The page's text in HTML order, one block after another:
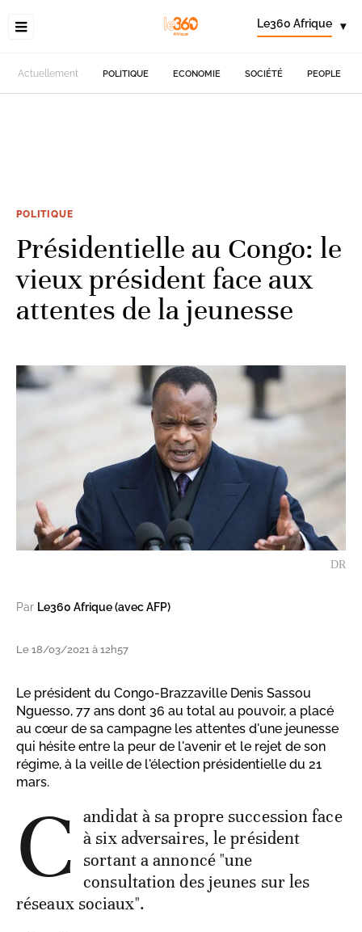
Le360 Afrique ▾
Actuellement POLITIQUE ECONOMIE SOCIÉTÉ PEOPLE
POLITIQUE
Présidentielle au Congo: le
vieux président face aux
attentes de la jeunesse
DR
Par Le360 Afrique (avec AFP)
Le 18/03/2021 à 12h57
Le président du Congo-Brazzaville Denis Sassou
Nguesso, 77 ans dont 36 au total au pouvoir, a placé
au cœur de sa campagne les attentes d'une jeunesse
qui hésite entre la peur de l'avenir et le rejet de son
régime, à la veille de l'élection présidentielle du 21
mars.
C andidat à sa propre succession face
à six adversaires, le président
sortant a annoncé "une
consultation des jeunes sur les
réseaux sociaux".